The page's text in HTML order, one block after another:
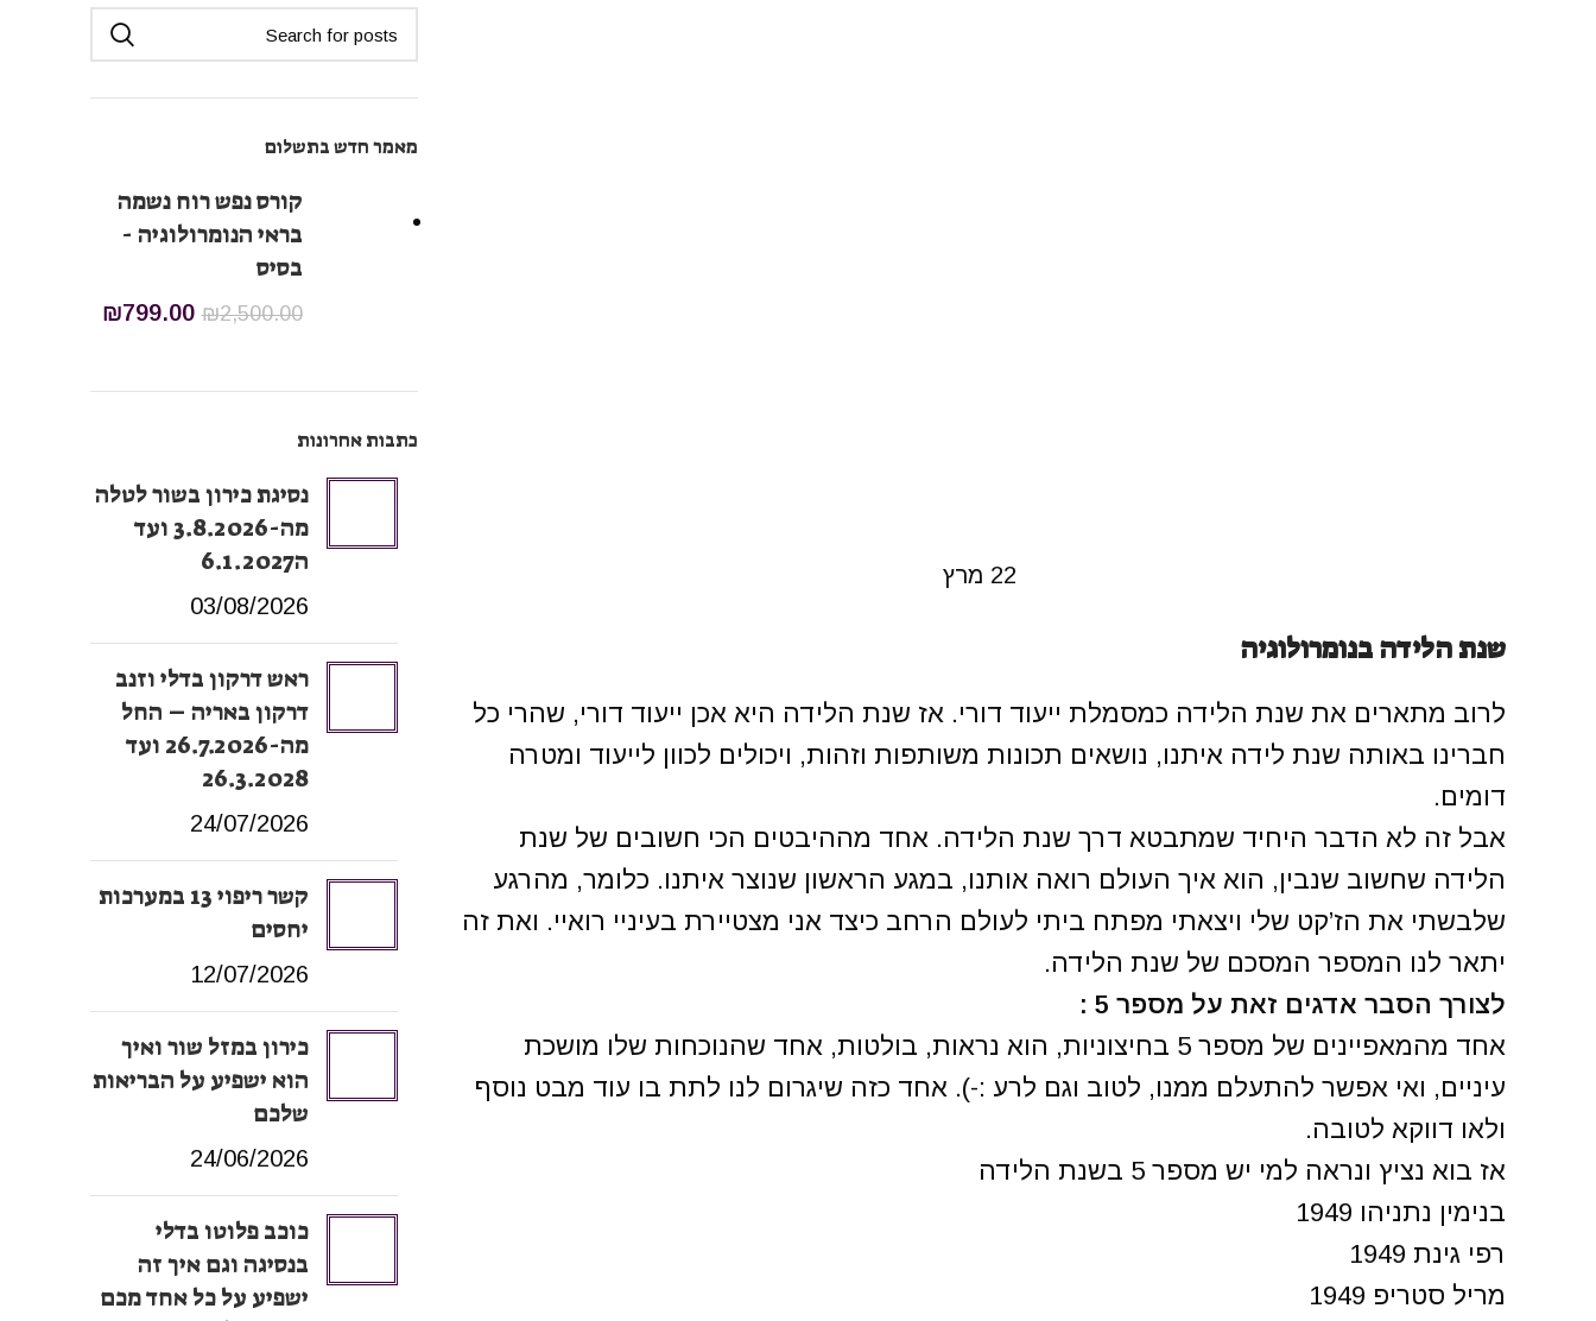
22 מרץ
שנת הלידה בנומרולוגיה
לרוב מתארים את שנת הלידה כמסמלת ייעוד דורי. אז שנת הלידה היא אכן ייעוד דורי, שהרי כל
חברינו באותה שנת לידה איתנו, נושאים תכונות משותפות וזהות, ויכולים לכוון לייעוד ומטרה
דומים.
אבל זה לא הדבר היחיד שמתבטא דרך שנת הלידה. אחד מההיבטים הכי חשובים של שנת
הלידה שחשוב שנבין, הוא איך העולם רואה אותנו, במגע הראשון שנוצר איתנו. כלומר, מהרגע
שלבשתי את הז’קט שלי ויצאתי מפתח ביתי לעולם הרחב כיצד אני מצטיירת בעיניי רואיי. ואת זה
יתאר לנו המספר המסכם של שנת הלידה.
לצורך הסבר אדגים זאת על מספר 5 :
אחד מהמאפיינים של מספר 5 בחיצוניות, הוא נראות, בולטות, אחד שהנוכחות שלו מושכת
עיניים, ואי אפשר להתעלם ממנו, לטוב וגם לרע :-). אחד כזה שיגרום לנו לתת בו עוד מבט נוסף
ולאו דווקא לטובה.
אז בוא נציץ ונראה למי יש מספר 5 בשנת הלידה
בנימין נתניהו 1949
רפי גינת 1949
מריל סטריפ 1949
מאמר חדש בתשלום
קורס נפש רוח נשמה
בראי הנומרולוגיה -
בסיס
₪2,500.00
₪799.00
כתבות אחרונות
נסיגת כירון בשור לטלה
מה-3.8.2026 ועד
ה6.1.2027
03/08/2026
ראש דרקון בדלי וזנב
דרקון באריה – החל
מה-26.7.2026 ועד
26.3.2028
24/07/2026
קשר ריפוי 13 במערכות
יחסים
12/07/2026
כירון במזל שור ואיך
הוא ישפיע על הבריאות
שלכם
24/06/2026
כוכב פלוטו בדלי
בנסיגה וגם איך זה
ישפיע על כל אחד מכם